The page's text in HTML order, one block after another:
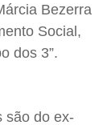
Bezerra
Social,
dos 3”.
são do ex-